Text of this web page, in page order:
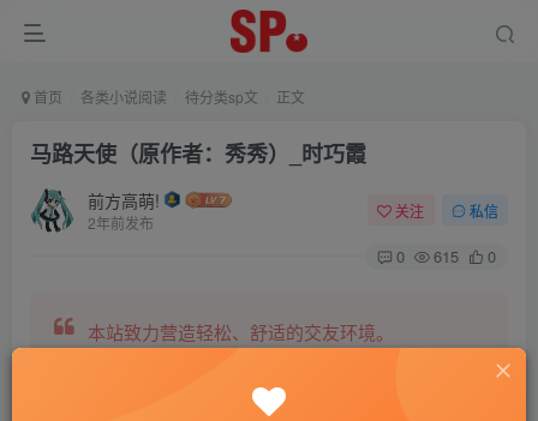
首页 各类小说阅读 待分类sp文 正文
马路天使（原作者：秀秀）_时巧霞
前方高萌!
2年前发布
关注 私信
0 615 0
本站致力营造轻松、舒适的交友环境。